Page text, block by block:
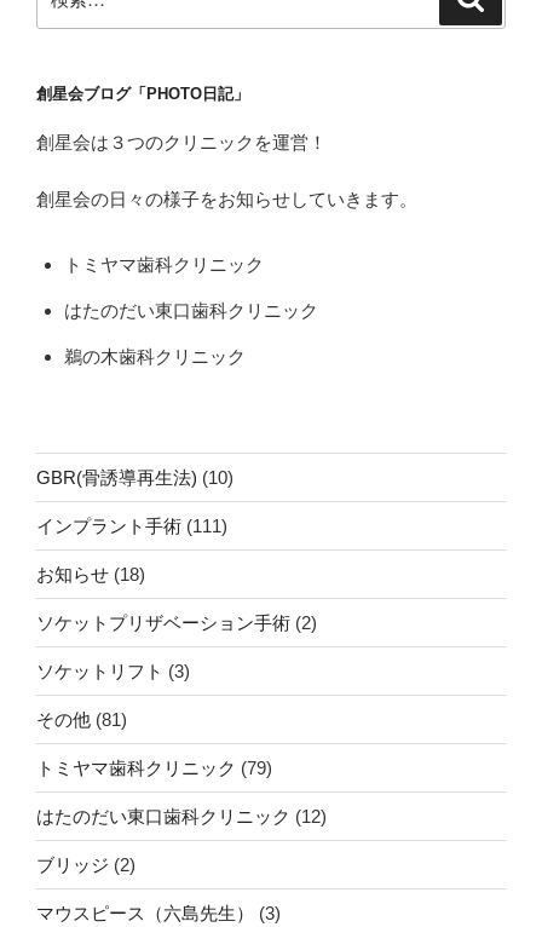
送
索:
創星会ブログ「PHOTO日記」
創星会は３つのクリニックを運営！
創星会の日々の様子をお知らせしていきます。
トミヤマ歯科クリニック
はたのだい東口歯科クリニック
鵜の木歯科クリニック
GBR(骨誘導再生法) (10)
インプラント手術 (111)
お知らせ (18)
ソケットプリザベーション手術 (2)
ソケットリフト (3)
その他 (81)
トミヤマ歯科クリニック (79)
はたのだい東口歯科クリニック (12)
ブリッジ (2)
マウスピース（六島先生） (3)